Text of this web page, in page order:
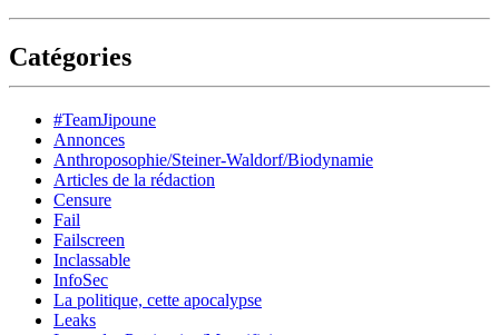
Catégories
#TeamJipoune
Annonces
Anthroposophie/Steiner-Waldorf/Biodynamie
Articles de la rédaction
Censure
Fail
Failscreen
Inclassable
InfoSec
La politique, cette apocalypse
Leaks